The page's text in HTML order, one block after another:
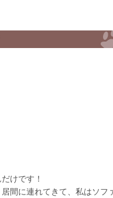
けです！
間に連れてきて、私はソフ